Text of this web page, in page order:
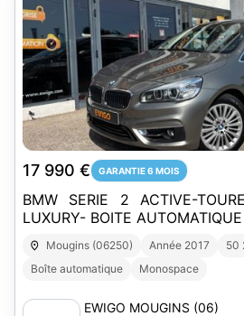
17 990 € GARANTIE 6 MOIS
BMW SERIE 2 ACTIVE-
LUXURY- BOITE
Mougins (06250) Année 2017 50
Boîte automatique
Monospace
EWIGO MOUGINS (06)